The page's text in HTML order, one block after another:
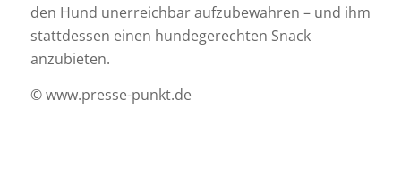
den Hund unerreichbar aufzubewahren – und ihm
stattdessen einen hundegerechten Snack
anzubieten.
© www.presse-punkt.de